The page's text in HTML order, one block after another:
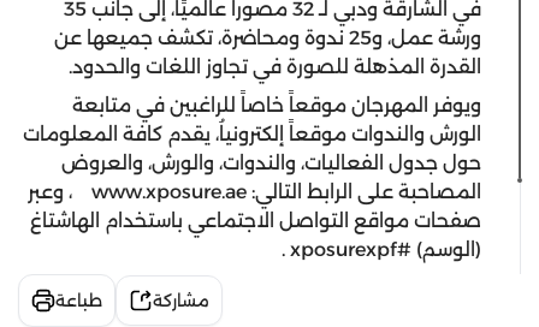
في الشارقة ودبي لـ 32 مصوراً عالميًا، إلى جانب 35
ورشة عمل، و25 ندوة ومحاضرة، تكشف جميعها عن
القدرة المذهلة للصورة في تجاوز اللغات والحدود.
ويوفر المهرجان موقعاً خاصاً للراغبين في متابعة
الورش والندوات موقعاً إلكترونياُ، يقدم كافة المعلومات
حول جدول الفعاليات، والندوات، والورش، والعروض
المصاحبة على الرابط التالي: www.xposure.ae
، وعبر
صفحات مواقع التواصل الاجتماعي باستخدام الهاشتاغ
(الوسم) #xposurexpf
.
مشاركة طباعة